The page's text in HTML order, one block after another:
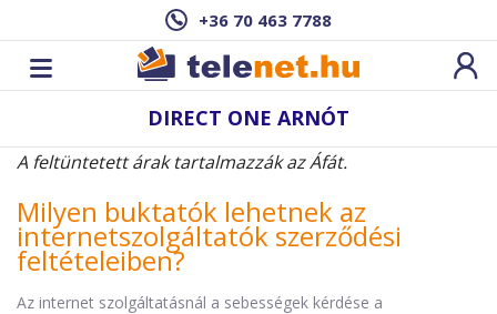
+36 70 463 7788
DIRECT ONE ARNÓT
A feltüntetett árak tartalmazzák az Áfát.
Milyen buktatók lehetnek az
internetszolgáltatók szerződési
feltételeiben?
Az internet szolgáltatásnál a sebességek kérdése a